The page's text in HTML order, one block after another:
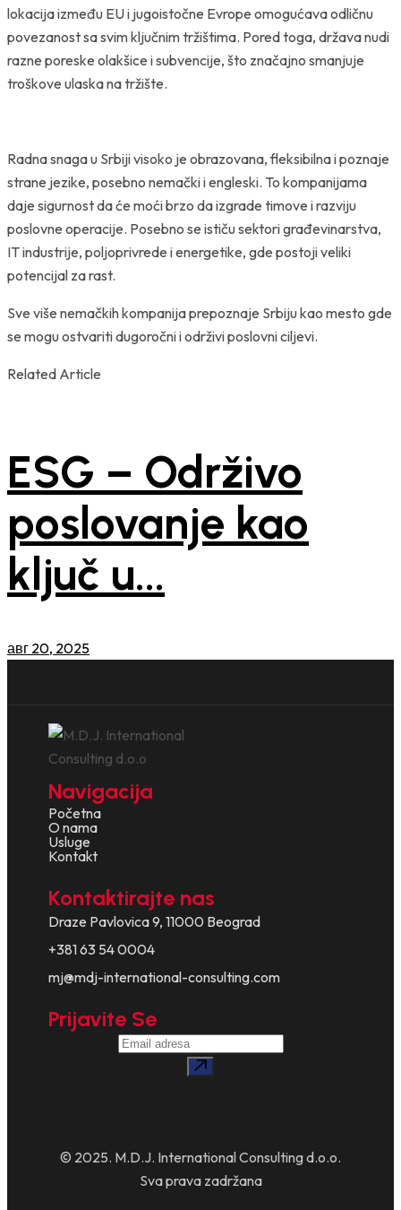
lokacija između EU i jugoistočne Evrope omogućava odličnu
povezanost sa svim ključnim tržištima. Pored toga, država nudi
razne poreske olakšice i subvencije, što značajno smanjuje
troškove ulaska na tržište.
Radna snaga u Srbiji visoko je obrazovana, fleksibilna i poznaje
strane jezike, posebno nemački i engleski. To kompanijama
daje sigurnost da će moći brzo da izgrade timove i razviju
poslovne operacije. Posebno se ističu sektori građevinarstva,
IT industrije, poljoprivrede i energetike, gde postoji veliki
potencijal za rast.
Sve više nemačkih kompanija prepoznaje Srbiju kao mesto gde
se mogu ostvariti dugoročni i održivi poslovni ciljevi.
Related Article
ESG – Održivo
poslovanje kao
ključ u...
авг 20, 2025
Navigacija
Početna
O nama
Usluge
Kontakt
Kontaktirajte nas
Draze Pavlovica 9, 11000 Beograd
+381 63 54 0004
mj@mdj-international-consulting.com
Prijavite Se
© 2025. M.D.J. International Consulting d.o.o.
Sva prava zadržana